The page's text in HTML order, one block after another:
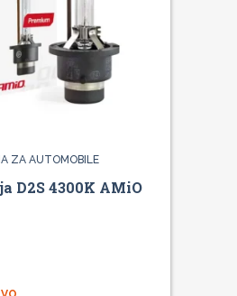
ZA AUTOMOBILE
D2S 4300K AMiO